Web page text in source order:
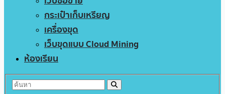
กระเป๋าเก็บเหรียญ
เครื่องขุด
เว็บขุดแบบ Cloud Mining
ห้องเรียน